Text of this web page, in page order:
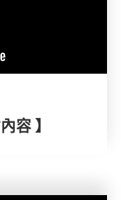
容 】